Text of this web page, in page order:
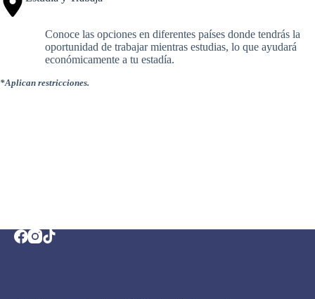
Conoce las opciones en diferentes países donde tendrás la
oportunidad de trabajar mientras estudias, lo que ayudará
económicamente a tu estadía.
*Aplican restricciones.